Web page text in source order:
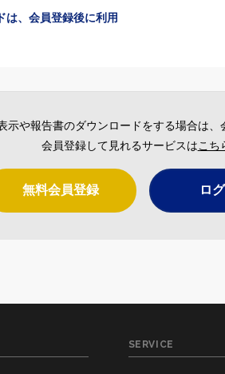
は、会員登録後に利用
や報告書のダウンロードをする場合は、
会員登録して見れるサービスはこち
無料会員登録 ロ
SERVICE